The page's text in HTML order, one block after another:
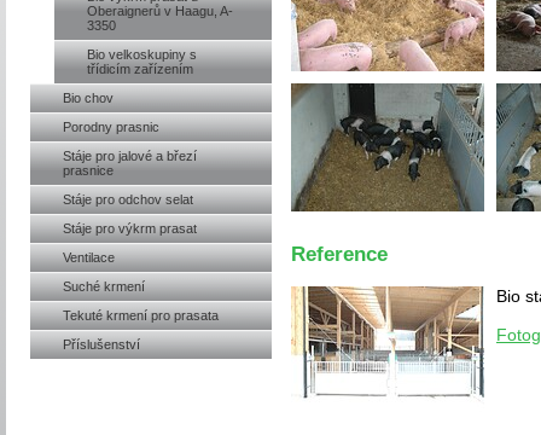
Oberaignerů v Haagu, A-
3350
Bio velkoskupiny s
třídicím zařízením
Bio chov
Porodny prasnic
Stáje pro jalové a březí
prasnice
Stáje pro odchov selat
Stáje pro výkrm prasat
Ventilace
Suché krmení
Tekuté krmení pro prasata
Příslušenství
Reference
Bio